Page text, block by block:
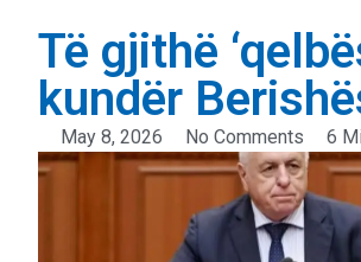
Të gjithë
kundër
May 8, 2026 No Comments 6